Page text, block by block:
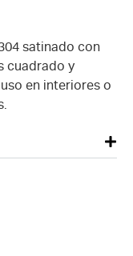
satinado con
cuadrado y
en interiores o